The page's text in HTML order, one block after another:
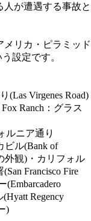
が遭遇する事故と
リカ・ピラミッド
設定です。
(Las Virgenes Road)
Ranch：グラス
ルニア通り
ビル(Bank of
外観)・カリフォル
Francisco Fire
(Embarcadero
Regency
)